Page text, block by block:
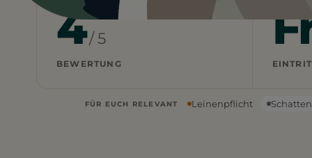
4/ 5
BEWERTUNG
FÜR EUCH RELEVANT Leinenpflicht Schatten